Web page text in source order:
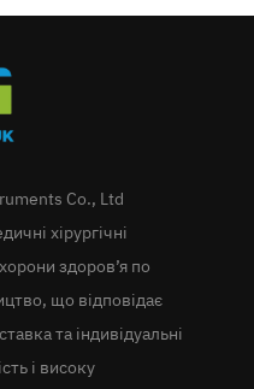
Co., Ltd
хірургічні
здоров’я по
що відповідає
та індивідуальні
і високу